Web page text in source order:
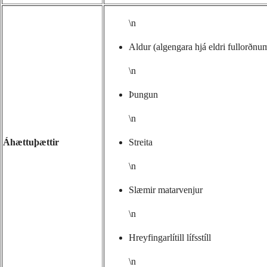
Áhættuþættir
\n
Aldur (algengara hjá eldri
\n
Þungun
\n
Streita
\n
Slæmir matarvenjur
\n
Hreyfingarlítill lífsstíll
\n